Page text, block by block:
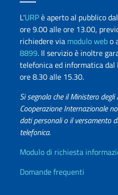
L'URPè aperto al pubblico
ore 9.00 alle ore 13.00,
richiedere via modulo webo
8899. Il servizio è inoltre
telefonica ed informatica
ore 8.30 alle 15.30.
Si segnala che il Ministero
Cooperazione Internazionale
dati personali o il versamento
telefonica.
Info utili
Modulo di richiesta
Domande frequenti